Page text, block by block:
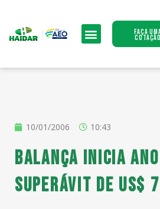
Faça
Cotação
10/01/2006 10:43
Balança inicia
superávit de US$